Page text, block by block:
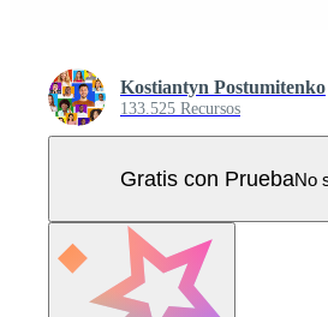
Kostiantyn Postumitenko
133.525 Recursos
Gratis con PruebaNo